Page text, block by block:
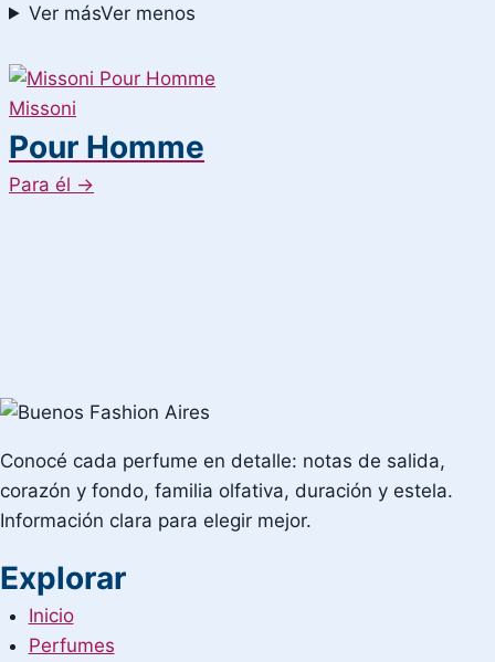
Ver másVer menos
Missoni
Pour Homme
Para él →
Conocé cada perfume en detalle: notas de salida,
corazón y fondo, familia olfativa, duración y estela.
Información clara para elegir mejor.
Explorar
Inicio
Perfumes